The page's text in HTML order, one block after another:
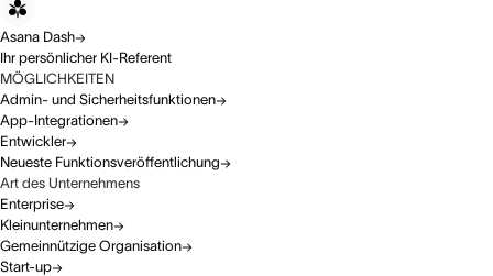
Asana Dash
Ihr persönlicher KI-Referent
MÖGLICHKEITEN
Admin- und Sicherheitsfunktionen
App-Integrationen
Entwickler
Neueste Funktionsveröffentlichung
Art des Unternehmens
Enterprise
Kleinunternehmen
Gemeinnützige Organisation
Start-up